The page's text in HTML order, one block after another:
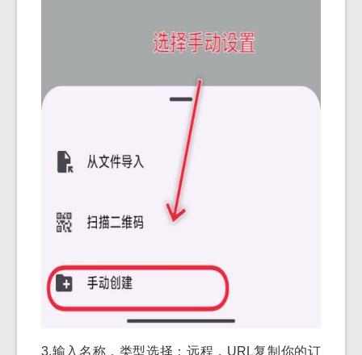
3.输入名称，类型选择：远程，URL复制你的订